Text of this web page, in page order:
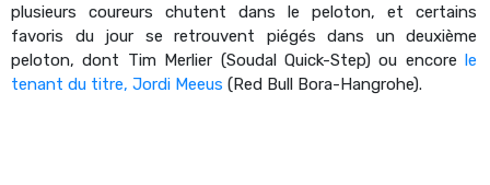
plusieurs coureurs chutent dans le peloton, et certains
favoris du jour se retrouvent piégés dans un deuxième
peloton, dont Tim Merlier (Soudal Quick-Step) ou encore le
tenant du titre, Jordi Meeus (Red Bull Bora-Hangrohe).